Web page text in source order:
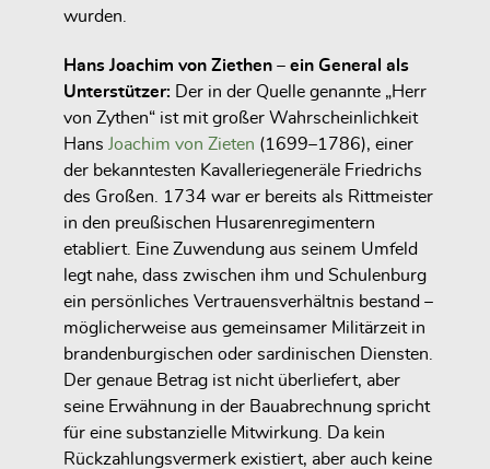
wurden.
Hans Joachim von Ziethen – ein General als
Unterstützer:
Der in der Quelle genannte „Herr
von Zythen“ ist mit großer Wahrscheinlichkeit
Hans Joachim von Zieten (1699–1786), einer
der bekanntesten Kavalleriegeneräle Friedrichs
des Großen. 1734 war er bereits als Rittmeister
in den preußischen Husarenregimentern
etabliert. Eine Zuwendung aus seinem Umfeld
legt nahe, dass zwischen ihm und Schulenburg
ein persönliches Vertrauensverhältnis bestand –
möglicherweise aus gemeinsamer Militärzeit in
brandenburgischen oder sardinischen Diensten.
Der genaue Betrag ist nicht überliefert, aber
seine Erwähnung in der Bauabrechnung spricht
für eine substanzielle Mitwirkung. Da kein
Rückzahlungsvermerk existiert, aber auch keine